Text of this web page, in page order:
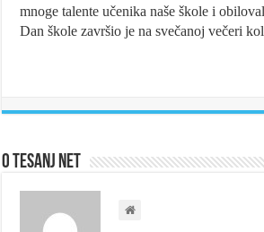
mnoge talente učenika naše škole i
Dan škole završio je na svečanoj večeri
O Tesanj Net